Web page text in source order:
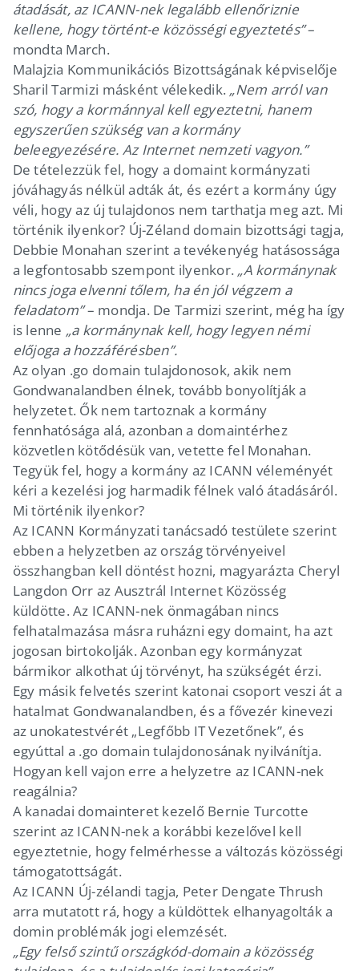
átadását, az ICANN-nek legalább ellenőriznie
kellene, hogy történt-e közösségi egyeztetés”–
mondta March.
Malajzia Kommunikációs Bizottságának képviselője
Sharil Tarmizi másként vélekedik. „Nem arról van
szó, hogy a kormánnyal kell egyeztetni, hanem
egyszerűen szükség van a kormány
beleegyezésére. Az Internet nemzeti vagyon.”
De tételezzük fel, hogy a domaint kormányzati
jóváhagyás nélkül adták át, és ezért a kormány úgy
véli, hogy az új tulajdonos nem tarthatja meg azt. Mi
történik ilyenkor? Új-Zéland domain bizottsági tagja,
Debbie Monahan szerint a tevékenyég hatásossága
a legfontosabb szempont ilyenkor. „A kormánynak
nincs joga elvenni tőlem, ha én jól végzem a
feladatom”– mondja. De Tarmizi szerint, még ha így
is lenne „a kormánynak kell, hogy legyen némi
előjoga a hozzáférésben”.
Az olyan .go domain tulajdonosok, akik nem
Gondwanalandben élnek, tovább bonyolítják a
helyzetet. Ők nem tartoznak a kormány
fennhatósága alá, azonban a domaintérhez
közvetlen kötődésük van, vetette fel Monahan.
Tegyük fel, hogy a kormány az ICANN véleményét
kéri a kezelési jog harmadik félnek való átadásáról.
Mi történik ilyenkor?
Az ICANN Kormányzati tanácsadó testülete szerint
ebben a helyzetben az ország törvényeivel
összhangban kell döntést hozni, magyarázta Cheryl
Langdon Orr az Ausztrál Internet Közösség
küldötte. Az ICANN-nek önmagában nincs
felhatalmazása másra ruházni egy domaint, ha azt
jogosan birtokolják. Azonban egy kormányzat
bármikor alkothat új törvényt, ha szükségét érzi.
Egy másik felvetés szerint katonai csoport veszi át a
hatalmat Gondwanalandben, és a fővezér kinevezi
az unokatestvérét „Legfőbb IT Vezetőnek”, és
egyúttal a .go domain tulajdonosának nyilvánítja.
Hogyan kell vajon erre a helyzetre az ICANN-nek
reagálnia?
A kanadai domainteret kezelő Bernie Turcotte
szerint az ICANN-nek a korábbi kezelővel kell
egyeztetnie, hogy felmérhesse a változás közösségi
támogatottságát.
Az ICANN Új-zélandi tagja, Peter Dengate Thrush
arra mutatott rá, hogy a küldöttek elhanyagolták a
domin problémák jogi elemzését.
„Egy felső szintű országkód-domain a közösség